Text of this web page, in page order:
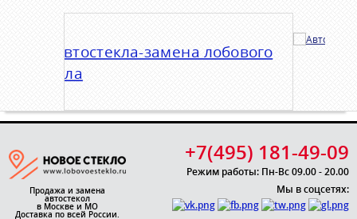
Продажа и замена
автостекол
в Москве и МО
Доставка по всей России.
+7(495) 181-49-09
Режим работы: Пн-Вс 09.00 - 20.00
Мы в соцсетях: